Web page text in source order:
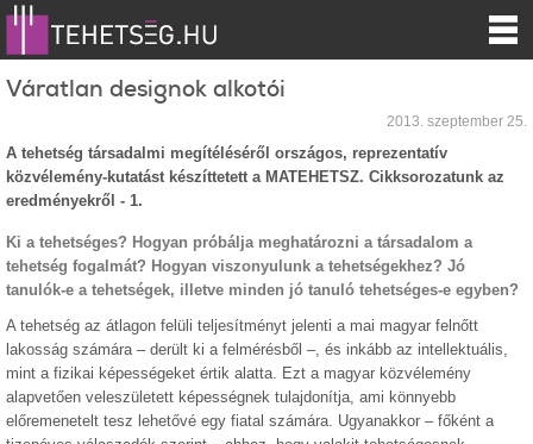
Váratlan designok alkotói
2013. szeptember 25.
A tehetség társadalmi megítéléséről országos, reprezentatív
közvélemény-kutatást készíttetett a MATEHETSZ. Cikksorozatunk az
eredményekről - 1.
Ki a tehetséges? Hogyan próbálja meghatározni a társadalom a
tehetség fogalmát? Hogyan viszonyulunk a tehetségekhez? Jó
tanulók-e a tehetségek, illetve minden jó tanuló tehetséges-e egyben?
A tehetség az átlagon felüli teljesítményt jelenti a mai magyar felnőtt
lakosság számára – derült ki a felmérésből –, és inkább az intellektuális,
mint a fizikai képességeket értik alatta. Ezt a magyar közvélemény
alapvetően veleszületett képességnek tulajdonítja, ami könnyebb
előremenetelt tesz lehetővé egy fiatal számára. Ugyanakkor – főként a